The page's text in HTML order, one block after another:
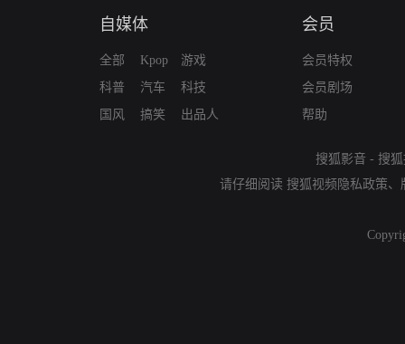
自媒体
全部
科普
国风
Kpop
汽车
搞笑
游戏
科技
出品人
会员
会员特权
会员剧场
帮助
搜狐影音 - 搜
请仔细阅读 搜狐视频隐私政策、